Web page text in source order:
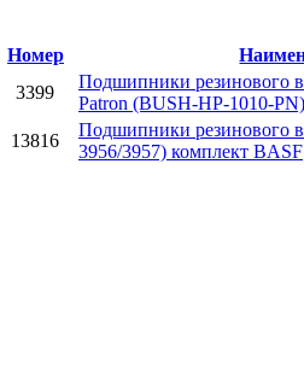
Номер
3399
Подшипники резинового
Patron (BUSH-HP-1010-PN)
13816
Подшипники резинового
3956/3957) комплект BASF